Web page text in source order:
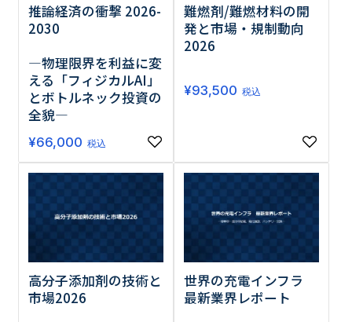
推論経済の衝撃 2026-
2030
―物理限界を利益に変
える「フィジカルAI」
とボトルネック投資の
全貌―
¥66,000 税込
難燃剤/難燃材料の開
発と市場・規制動向
2026
¥93,500 税込
高分子添加剤の技術と
市場2026
世界の充電インフラ
最新業界レポート